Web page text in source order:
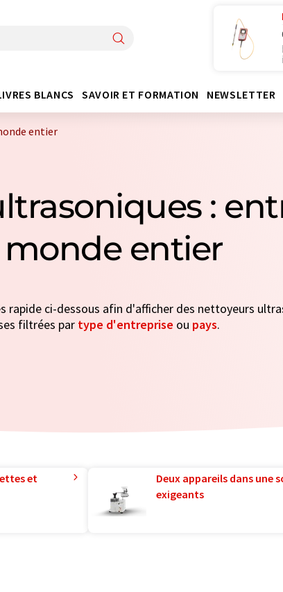
BLANCS SAVOIR ET FORMATION NEWSLETTER
entier
:
entier
rapide ci-dessous afin d'afficher des nettoyeurs
filtrées par type d'entreprise ou pays.
et
Deux appareils dans
exigeants